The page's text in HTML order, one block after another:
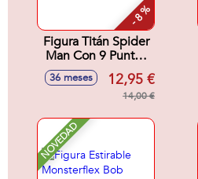
- 8 %
Figura Titán Spider
Man Con 9 Puntos
de Articulacion. 30
cm
36 meses 12,95 €
14,00 €
NOVEDAD